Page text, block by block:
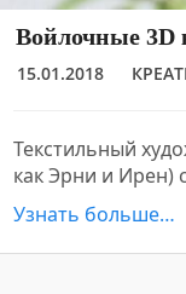
Войлочные 3D
15.01.2018
Текстильный
как Эрни и Ирен)
Узнать больше…